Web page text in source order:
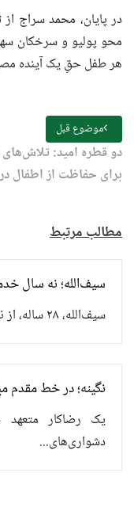
در پایان، محمد سراج
محو پولیو و سرخکان
هر طفل حقِ یک آینده
موضوع قبل
دو قطره امید: تلاش‌های
برای حفاظت از اطفال
مطالب مرتبط
سیف‌الله؛ نه سال
سیف‌الله، ۲۸ ساله، از نه سال به این‌سو به‌عنوان داوطلب...
نگینه؛ در خط مقدم
یک رضاکار متعهد
دشواری‌های...